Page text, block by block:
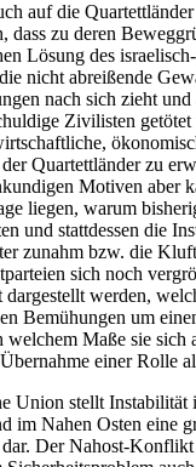
auf die
dass zu deren
Lösung des
nicht abreißende
nach sich zieht
Zivilisten
Quartettländer zu
Motiven aber
liegen, warum
und stattdessen die
zunahm bzw. die
sich noch
dargestellt werden,
Bemühungen um
Maße sie sich
einer Rolle
Union stellt Instabilität
im Nahen Osten eine
Der Nahost-